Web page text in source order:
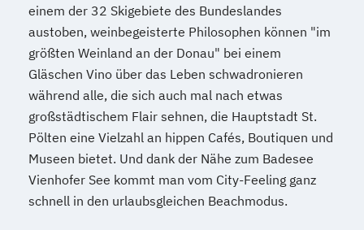
einem der 32 Skigebiete des Bundeslandes
austoben, weinbegeisterte Philosophen können "im
größten Weinland an der Donau" bei einem
Gläschen Vino über das Leben schwadronieren
während alle, die sich auch mal nach etwas
großstädtischem Flair sehnen, die Hauptstadt St.
Pölten eine Vielzahl an hippen Cafés, Boutiquen und
Museen bietet. Und dank der Nähe zum Badesee
Vienhofer See kommt man vom City-Feeling ganz
schnell in den urlaubsgleichen Beachmodus.